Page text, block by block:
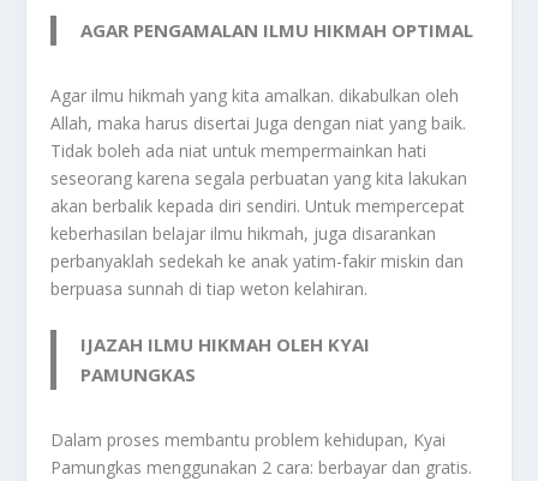
AGAR PENGAMALAN ILMU HIKMAH OPTIMAL
Agar ilmu hikmah yang kita amalkan. dikabulkan oleh
Allah, maka harus disertai Juga dengan niat yang baik.
Tidak boleh ada niat untuk mempermainkan hati
seseorang karena segala perbuatan yang kita lakukan
akan berbalik kepada diri sendiri. Untuk mempercepat
keberhasilan belajar ilmu hikmah, juga disarankan
perbanyaklah sedekah ke anak yatim-fakir miskin dan
berpuasa sunnah di tiap weton kelahiran.
IJAZAH ILMU HIKMAH OLEH KYAI
PAMUNGKAS
Dalam proses membantu problem kehidupan, Kyai
Pamungkas menggunakan 2 cara: berbayar dan gratis.